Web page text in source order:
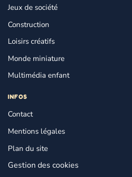
Jeux de société
Construction
Loisirs créatifs
Monde miniature
Multimédia enfant
INFOS
Contact
Mentions légales
Plan du site
Gestion des cookies